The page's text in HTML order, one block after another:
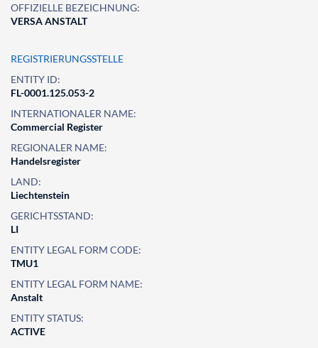
OFFIZIELLE BEZEICHNUNG:
VERSA ANSTALT
REGISTRIERUNGSSTELLE
ENTITY ID:
FL-0001.125.053-2
INTERNATIONALER NAME:
Commercial Register
REGIONALER NAME:
Handelsregister
LAND:
Liechtenstein
GERICHTSSTAND:
LI
ENTITY LEGAL FORM CODE:
TMU1
ENTITY LEGAL FORM NAME:
Anstalt
ENTITY STATUS:
ACTIVE